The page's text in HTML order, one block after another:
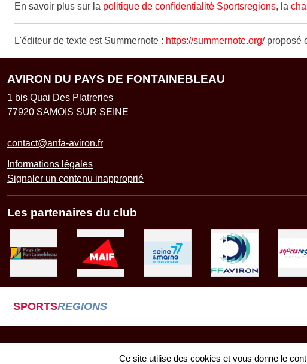
En savoir plus sur la politique de confidentialité Sportsregions, la
L'éditeur de texte est Summernote : https://summernote.org/proposé
AVIRON DU PAYS DE FONTAINEBLEAU
1 bis Quai Des Platreries
77920 SAMOIS SUR SEINE
contact@anfa-aviron.fr
Informations légales
Signaler un contenu inapproprié
Les partenaires du club
SPORTSREGIONS
Ce site utilise des cookies et vous donne le